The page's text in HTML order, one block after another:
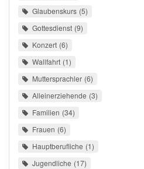
Glaubenskurs 5
Gottesdienst 9
Konzert 6
Wallfahrt 1
Muttersprachler 6
Alleinerziehende 3
Familien 34
Frauen 6
Hauptberufliche 1
Jugendliche 17